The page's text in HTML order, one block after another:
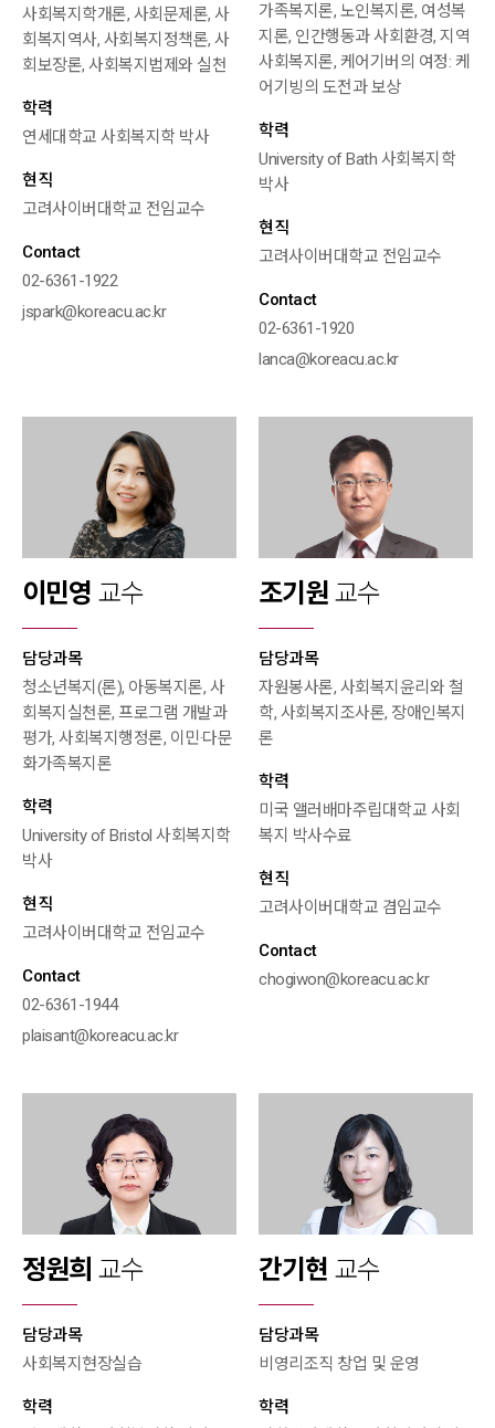
사회복지학개론, 사회문제론, 사
회복지역사, 사회복지정책론, 사
회보장론, 사회복지법제와 실천
학력
연세대학교 사회복지학 박사
현직
고려사이버대학교 전임교수
Contact
02-6361-1922
jspark@koreacu.ac.kr
가족복지론, 노인복지론, 여성복
지론, 인간행동과 사회환경, 지역
사회복지론, 케어기버의 여정: 케
어기빙의 도전과 보상
학력
University of Bath 사회복지학
박사
현직
고려사이버대학교 전임교수
Contact
02-6361-1920
lanca@koreacu.ac.kr
이민영 교수
담당과목
청소년복지(론), 아동복지론, 사
회복지실천론, 프로그램 개발과
평가, 사회복지행정론, 이민·다문
화가족복지론
학력
University of Bristol 사회복지학
박사
현직
고려사이버대학교 전임교수
Contact
02-6361-1944
plaisant@koreacu.ac.kr
조기원 교수
담당과목
자원봉사론, 사회복지윤리와 철
학, 사회복지조사론, 장애인복지
론
학력
미국 앨러배마주립대학교 사회
복지 박사수료
현직
고려사이버대학교 겸임교수
Contact
chogiwon@koreacu.ac.kr
정원희 교수
담당과목
사회복지현장실습
학력
간기현 교수
담당과목
비영리조직 창업 및 운영
학력